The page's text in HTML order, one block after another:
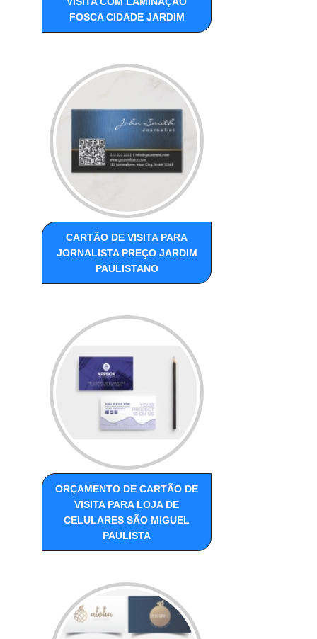
FOSCA CIDADE JARDIM
CARTÃO DE VISITA PARA
JORNALISTA PREÇO JARDIM
PAULISTANO
ORÇAMENTO DE CARTÃO DE
VISITA PARA LOJA DE
CELULARES SÃO MIGUEL
PAULISTA